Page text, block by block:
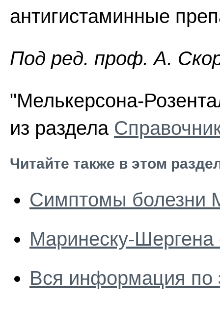
антигистаминные
Пoд peд. проф. А.
"Мелькерсона-
из раздела
Читайте также в этом
Симптомы болезни
Маринеску-
Вся информация по